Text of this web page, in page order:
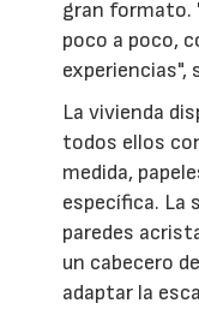
gran formato.
poco a poco,
experiencias",
La vivienda
todos ellos
medida,
específica. La
paredes
un cabecero
adaptar la